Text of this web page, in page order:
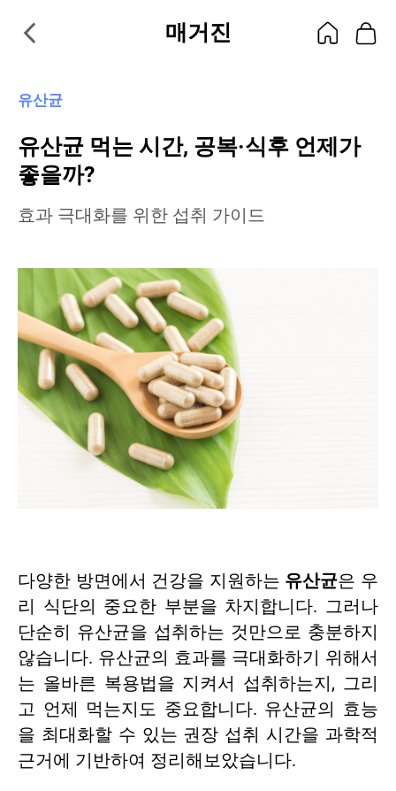
매거진
유산균
유산균 먹는 시간, 공복·식후 언제가
좋을까?
효과 극대화를 위한 섭취 가이드
다양한 방면에서 건강을 지원하는 유산균은 우
리 식단의 중요한 부분을 차지합니다. 그러나
단순히 유산균을 섭취하는 것만으로 충분하지
않습니다. 유산균의 효과를 극대화하기 위해서
는 올바른 복용법을 지켜서 섭취하는지, 그리
고 언제 먹는지도 중요합니다. 유산균의 효능
을 최대화할 수 있는 권장 섭취 시간을 과학적
근거에 기반하여 정리해보았습니다.